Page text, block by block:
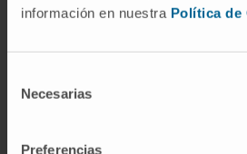
información en nuestra Política de
Necesarias
Preferencias
inhibitors. In this regard, we
C-based eGFR.
10;16(7):1049-1055. doi: